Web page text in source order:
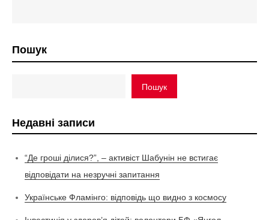
Пошук
Пошук
Недавні записи
“Де гроші ділися?”, – активіст Шабунін не встигає
відповідати на незручні запитання
Українське Фламінго: відповідь що видно з космосу